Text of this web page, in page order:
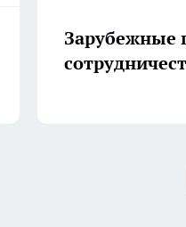
Зарубежные